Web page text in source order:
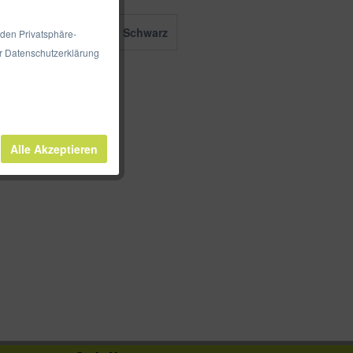
02 - Blau 04 - Schwarz
Privatsphäre-
Datenschutzerklärung
Alle Akzeptieren